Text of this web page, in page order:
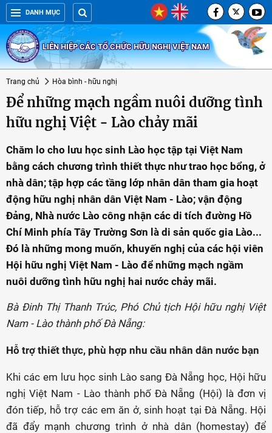
DANH MỤC
LIÊN HIỆP CÁC TỔ CHỨC HỮU NGHỊ VIỆT NAM
Trang chủ Hòa bình - hữu nghị
Để những mạch ngầm nuôi dưỡng tình
hữu nghị Việt - Lào chảy mãi
Chăm lo cho lưu học sinh Lào học tập tại Việt Nam
bằng cách chương trình thiết thực như trao học bổng, ở
nhà dân; tập hợp các tầng lớp nhân dân tham gia hoạt
động hữu nghị nhân dân Việt Nam - Lào; vận động
Đảng, Nhà nước Lào công nhận các di tích đường Hồ
Chí Minh phía Tây Trường Sơn là di sản quốc gia Lào...
Đó là những mong muốn, khuyến nghị của các hội viên
Hội hữu nghị Việt Nam - Lào để những mạch ngầm
nuôi dưỡng tình hữu nghị hai nước chảy mãi.
Bà Đinh Thị Thanh Trúc, Phó Chủ tịch Hội hữu nghị Việt
Nam - Lào thành phố Đà Nẵng:
Hỗ trợ thiết thực, phù hợp nhu cầu nhân dân nước bạn
Khi các em lưu học sinh Lào sang Đà Nẵng học, Hội hữu
nghị Việt Nam - Lào thành phố Đà Nẵng (Hội) là đơn vị
đón tiếp, hỗ trợ các em ăn ở, sinh hoạt tại Đà Nẵng. Hội
đã đẩy mạnh chương trình ở nhà dân (homestay) để